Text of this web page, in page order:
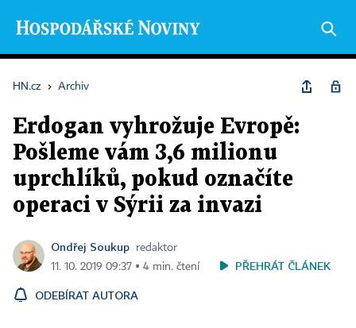
HN.cz › Archiv
Erdogan vyhrožuje Evropě:
Pošleme vám 3,6 milionu
uprchlíků, pokud označíte
operaci v Sýrii za invazi
Ondřej Soukup
redaktor
11. 10. 2019 09:37 ▪ 4 min. čtení
PŘEHRÁT ČLÁNEK
ODEBÍRAT AUTORA